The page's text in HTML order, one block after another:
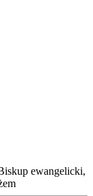
ewangelicki,